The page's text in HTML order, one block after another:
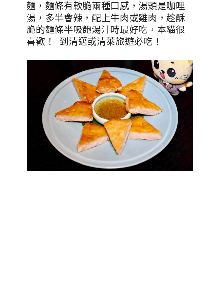
麵，麵條有軟脆兩種口感，湯頭是咖哩
湯，多半會辣，配上牛肉或雞肉，趁酥
脆的麵條半吸飽湯汁時最好吃，本貓很
喜歡！
到清邁或清萊旅遊必吃！